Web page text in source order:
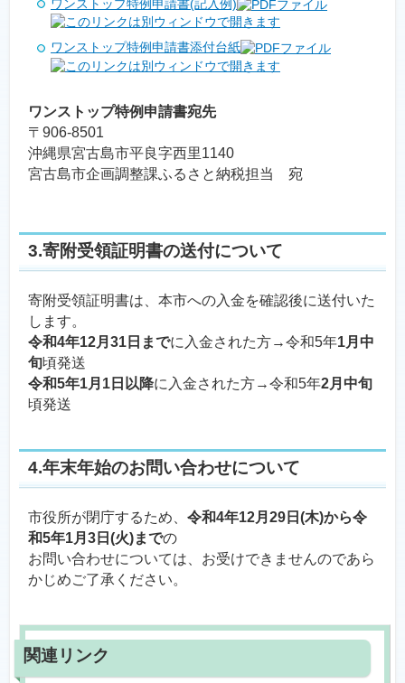
ワンストップ特例申請書(記入例)
ワンストップ特例申請書添付台紙
ワンストップ特例申請書宛先
〒906-8501
沖縄県宮古島市平良字西里1140
宮古島市企画調整課ふるさと納税担当 宛
3.寄附受領証明書の送付について
寄附受領証明書は、本市への入金を確認後に送付いた
します。
令和4年12月31日までに入金された方→令和5年1月中
旬頃発送
令和5年1月1日以降に入金された方→令和5年2月中旬
頃発送
4.年末年始のお問い合わせについて
市役所が閉庁するため、 令和4年12月29日(木)から令
和5年1月3日(火)までの
お問い合わせについては、お受けできませんのであら
かじめご了承ください。